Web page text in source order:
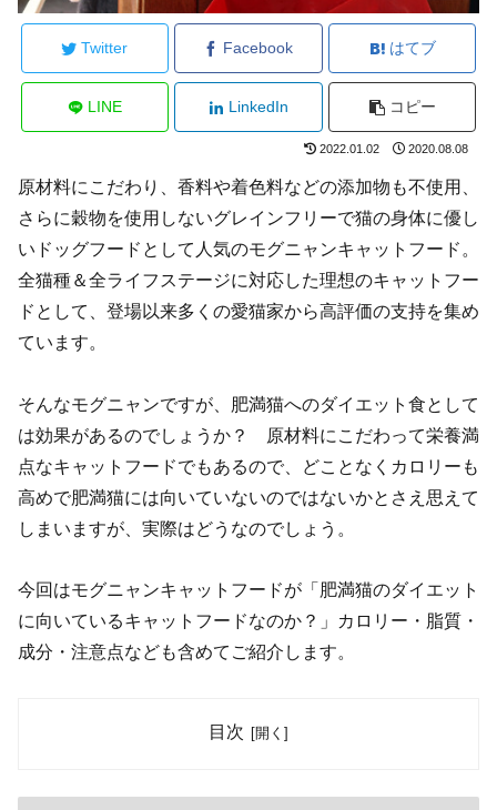
Twitter Facebook はてブ
LINE LinkedIn コピー
2022.01.02 2020.08.08
原材料にこだわり、香料や着色料などの添加物も不使用、
さらに穀物を使用しないグレインフリーで猫の身体に優し
いドッグフードとして人気のモグニャンキャットフード。
全猫種＆全ライフステージに対応した理想のキャットフー
ドとして、登場以来多くの愛猫家から高評価の支持を集め
ています。
そんなモグニャンですが、肥満猫へのダイエット食として
は効果があるのでしょうか？ 原材料にこだわって栄養満
点なキャットフードでもあるので、どことなくカロリーも
高めで肥満猫には向いていないのではないかとさえ思えて
しまいますが、実際はどうなのでしょう。
今回はモグニャンキャットフードが「肥満猫のダイエット
に向いているキャットフードなのか？」カロリー・脂質・
成分・注意点なども含めてご紹介します。
目次